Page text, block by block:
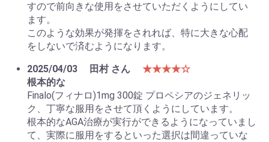
お買い物を続ける カートへ進む
すので前向きな使用をさせていただくようにしてい
ます。
このような効果が発揮をされれば、特に大きな心配
をしないで済むようになります。
2025/04/03
田村 さん
★★★★☆
根本的な
Finalo(フィナロ)1mg 300錠 プロペシアのジェネリッ
ク、丁寧な服用をさせて頂くようにしています。
根本的なAGA治療が実行ができるようになっていまし
て、実際に服用をするといった選択は間違っていな